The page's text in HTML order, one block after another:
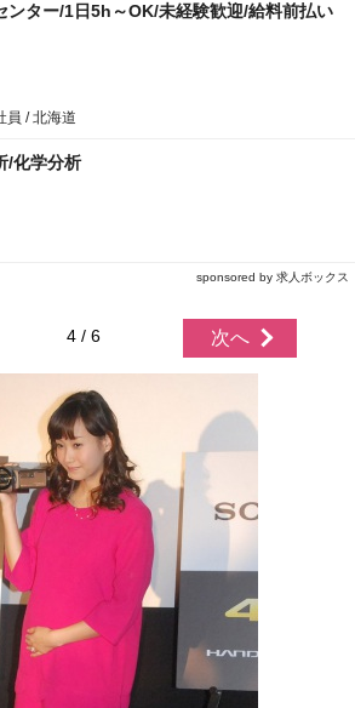
ンター/1日5h～OK/未経験歓迎/給料前払い
員 / 北海道
/化学分析
sponsored by 求人ボックス
4 / 6 次へ